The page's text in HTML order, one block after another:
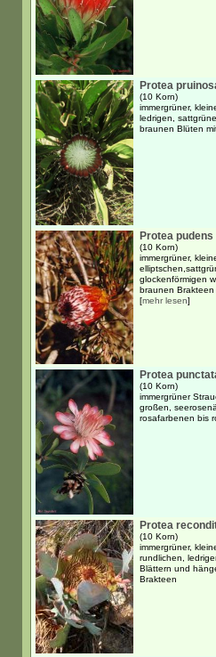
Protea
(10 Korn)
immergrüner,
ledrigen,
braunen Blüten
Protea pudens
(10 Korn)
immergrüner,
glockenförmigen
braunen Brakteen
[mehr lesen]
Protea
(10 Korn)
immergrüner
großen,
rosafarbenen bis
Protea
(10 Korn)
immergrüner,
rundlichen,
Blättern und
Brakteen